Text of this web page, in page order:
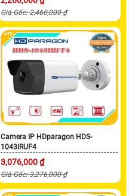
Giá Gốc: 2,460,000 ₫
Camera IP HDparagon HDS-
1043IRUF4
3,076,000 ₫
Giá Gốc: 3,276,000 ₫